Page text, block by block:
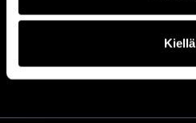
Kiellä
We are part of Professio Group